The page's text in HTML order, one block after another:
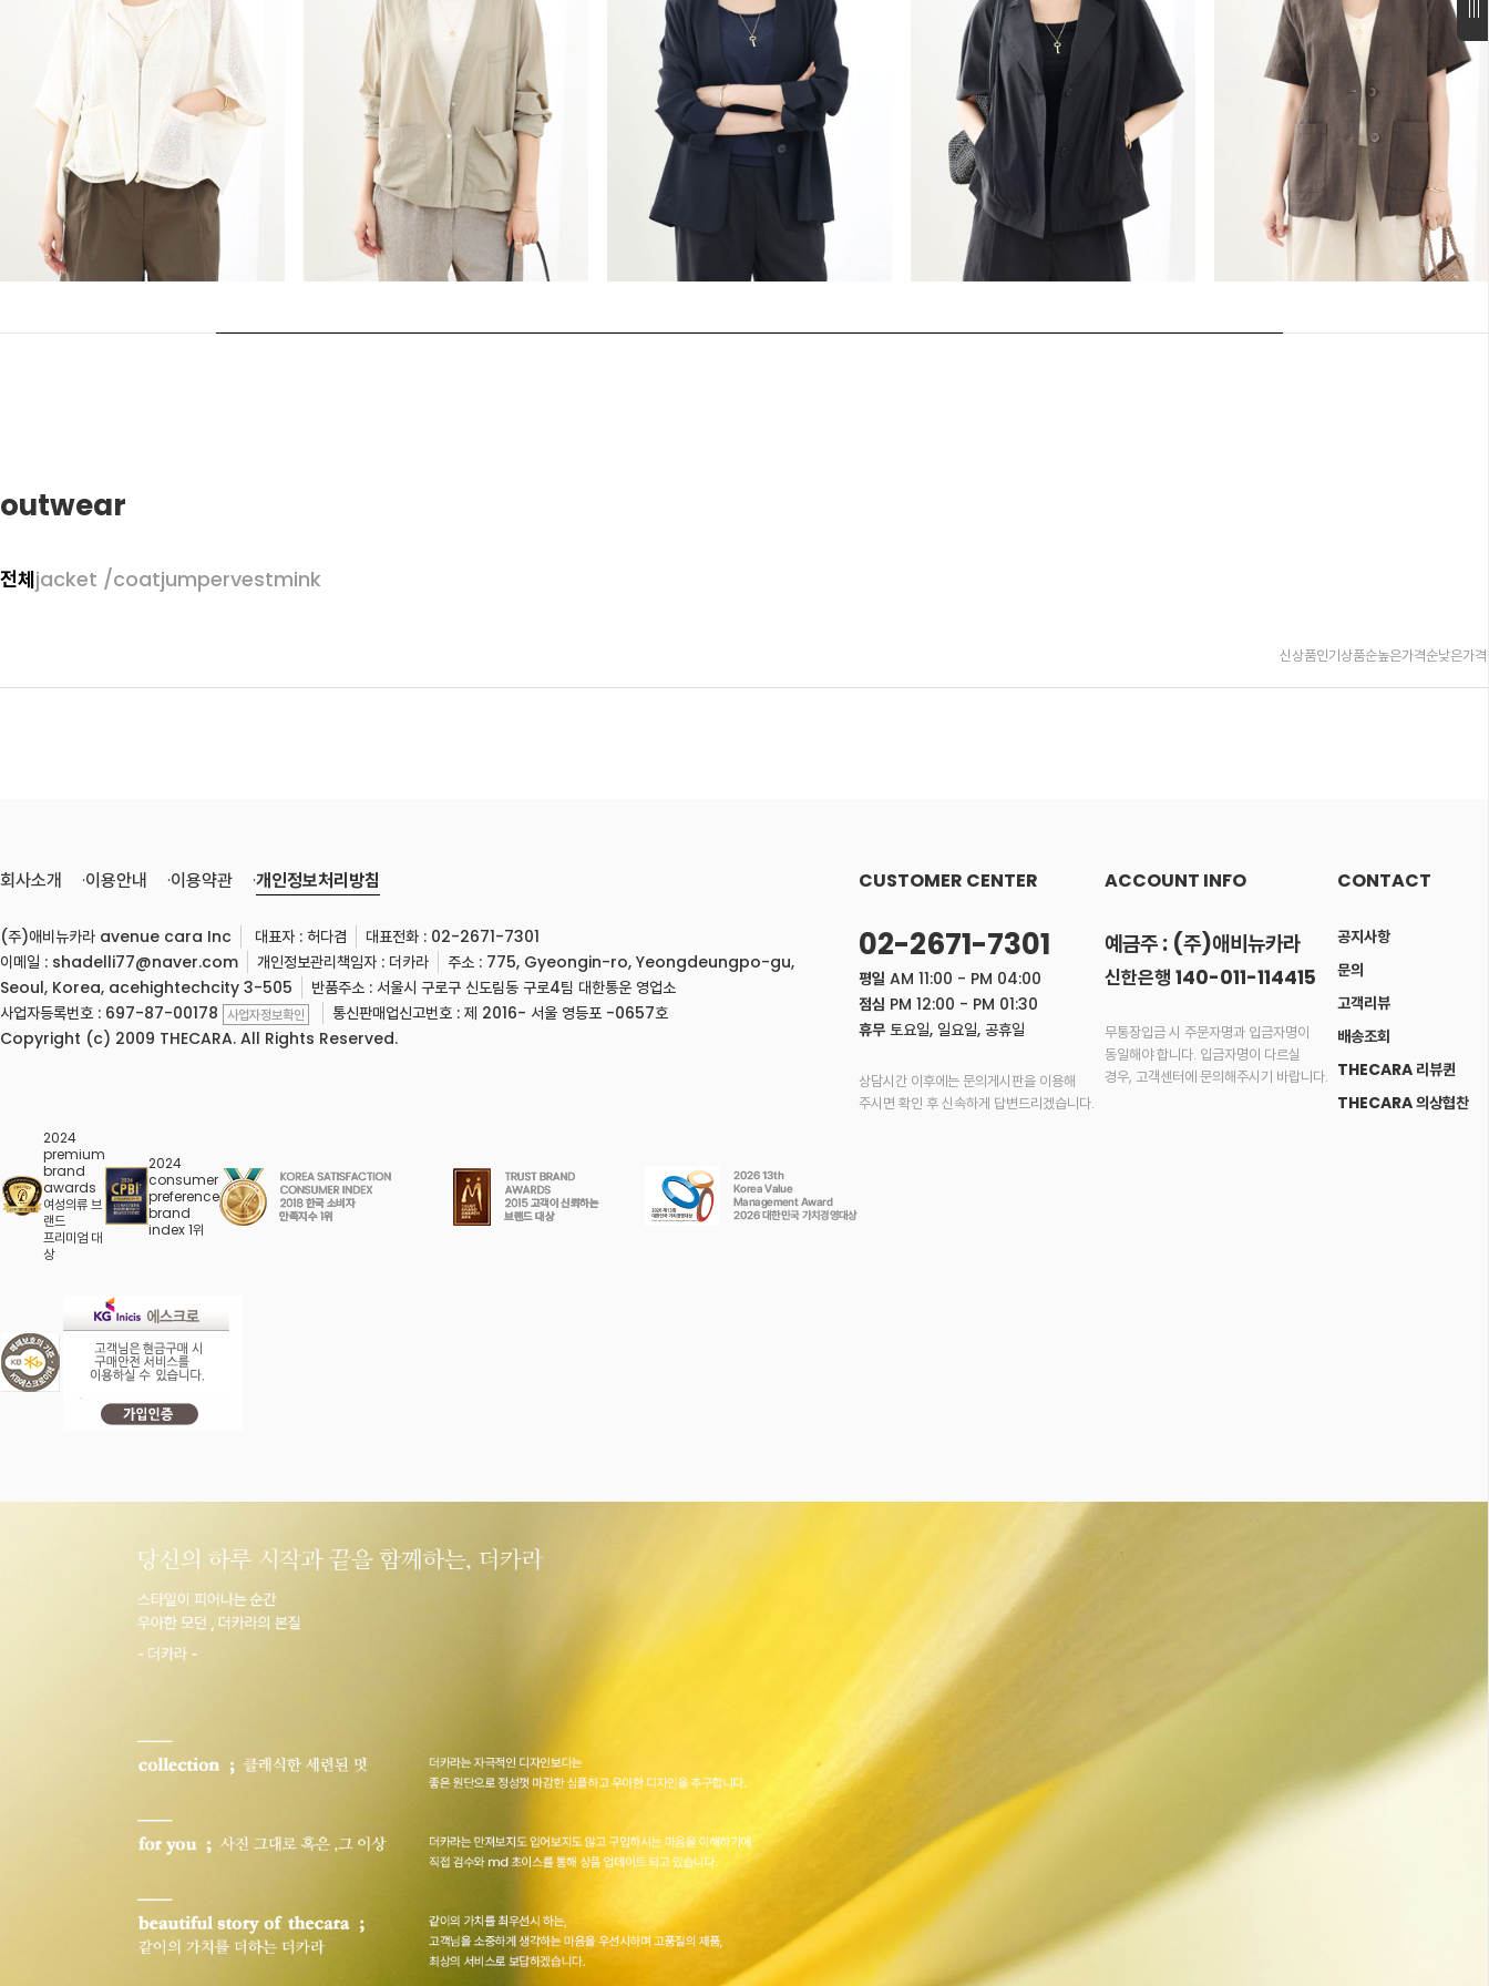
outwear
전체jacket /coatjumpervestmink
신상품인기상품순높은가격순낮은가
회사소개 이용안내 이용약관 개인정보처리방침
(주)애비뉴카라 avenue cara Inc 대표자 : 허다겸
대표전화 : 02-2671-7301
이메일 : shadelli77@naver.com
개인정보관리책임자 : 더카라
주소 : 775, Gyeongin-ro, Yeongdeungpo-gu,
Seoul, Korea, acehightechcity 3-505
반품주소 : 서울시 구로구 신도림동 구로4팀 대한통운 영업소
사업자등록번호 : 697-87-00178 사업자정보확인
통신판매업신고번호 : 제 2016- 서울 영등포 -0657호
Copyright (c) 2009 THECARA. All Rights Reserved.
2024
premium
brand
awards
여성의류 브
랜드
프리미엄 대
상
2024
consumer
preference
brand
index 1위
CUSTOMER CENTER
02-2671-7301
평일 AM 11:00 - PM 04:00
점심 PM 12:00 - PM 01:30
휴무 토요일, 일요일, 공휴일
상담시간 이후에는 문의게시판을 이용해
주시면 확인 후 신속하게 답변드리겠습니다.
ACCOUNT INFO
예금주 : (주)애비뉴카라
신한은행 140-011-114415
무통장입금 시 주문자명과 입금자명이
동일해야 합니다. 입금자명이 다르실
경우, 고객센터에 문의해주시기 바랍니다.
CONTACT
공지사항
문의
고객리뷰
배송조회
THECARA 리뷰퀸
THECARA 의상협찬